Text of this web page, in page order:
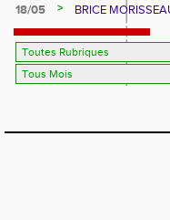
18/05
> BRICE